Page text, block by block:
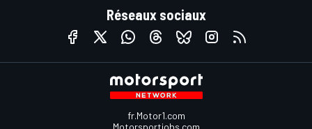
Réseaux sociaux
fr.Motor1.com
Motorsportjobs.com